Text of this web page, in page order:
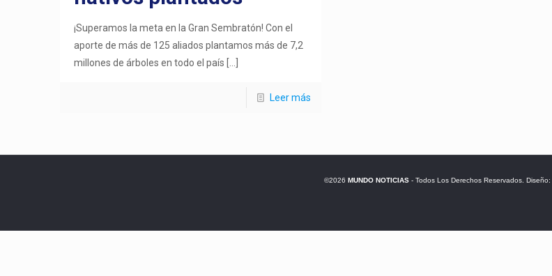
¡Superamos la meta en la Gran Sembratón! Con el
aporte de más de 125 aliados plantamos más de 7,2
millones de árboles en todo el país
Leer más
©2026 MUNDO NOTICIAS- Todos Los Derechos Reservados. Diseño: